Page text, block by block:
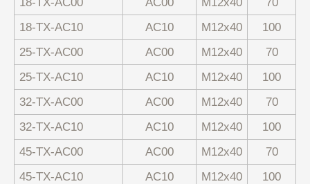
18-ТХ-АС10
АС10 М12х40
100
25-ТХ-АС00
АС00 М12х40
70
25-ТХ-АС10
АС10 М12х40
100
32-ТХ-АС00
АС00 М12х40
70
32-ТХ-АС10
АС10 М12х40
100
45-ТХ-АС00
АС00 М12х40
70
45-ТХ-АС10
АС10 М12х40
100